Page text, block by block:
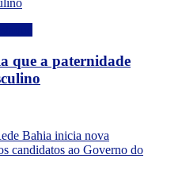
que a paternidade